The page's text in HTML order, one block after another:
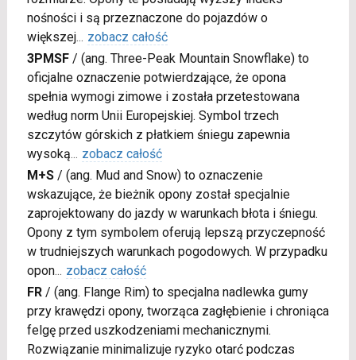
nośności i są przeznaczone do pojazdów o
większej... zobacz całość
3PMSF/ (ang. Three-Peak Mountain Snowflake) to
oficjalne oznaczenie potwierdzające, że opona
spełnia wymogi zimowe i została przetestowana
według norm Unii Europejskiej. Symbol trzech
szczytów górskich z płatkiem śniegu zapewnia
wysoką... zobacz całość
M+S/ (ang. Mud and Snow) to oznaczenie
wskazujące, że bieżnik opony został specjalnie
zaprojektowany do jazdy w warunkach błota i śniegu.
Opony z tym symbolem oferują lepszą przyczepność
w trudniejszych warunkach pogodowych. W przypadku
opon... zobacz całość
FR/ (ang. Flange Rim) to specjalna nadlewka gumy
przy krawędzi opony, tworząca zagłębienie i chroniąca
felgę przed uszkodzeniami mechanicznymi.
Rozwiązanie minimalizuje ryzyko otarć podczas